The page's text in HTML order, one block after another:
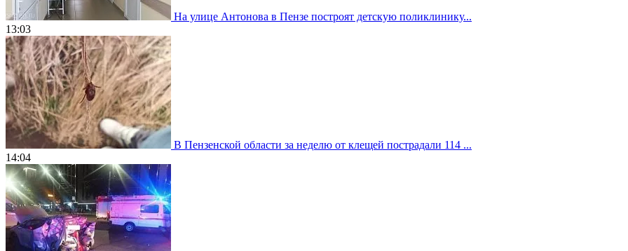
На улице Антонова в Пензе построят детскую поликлинику...
13:03
В Пензенской области за неделю от клещей пострадали 114 ...
14:04